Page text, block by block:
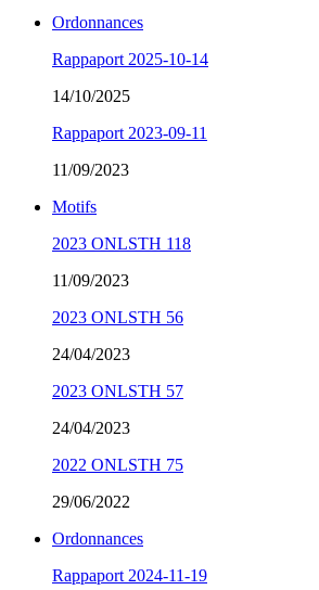
Ordonnances
Rappaport 2025-10-14
14/10/2025
Rappaport 2023-09-11
11/09/2023
Motifs
2023 ONLSTH 118
11/09/2023
2023 ONLSTH 56
24/04/2023
2023 ONLSTH 57
24/04/2023
2022 ONLSTH 75
29/06/2022
Ordonnances
Rappaport 2024-11-19